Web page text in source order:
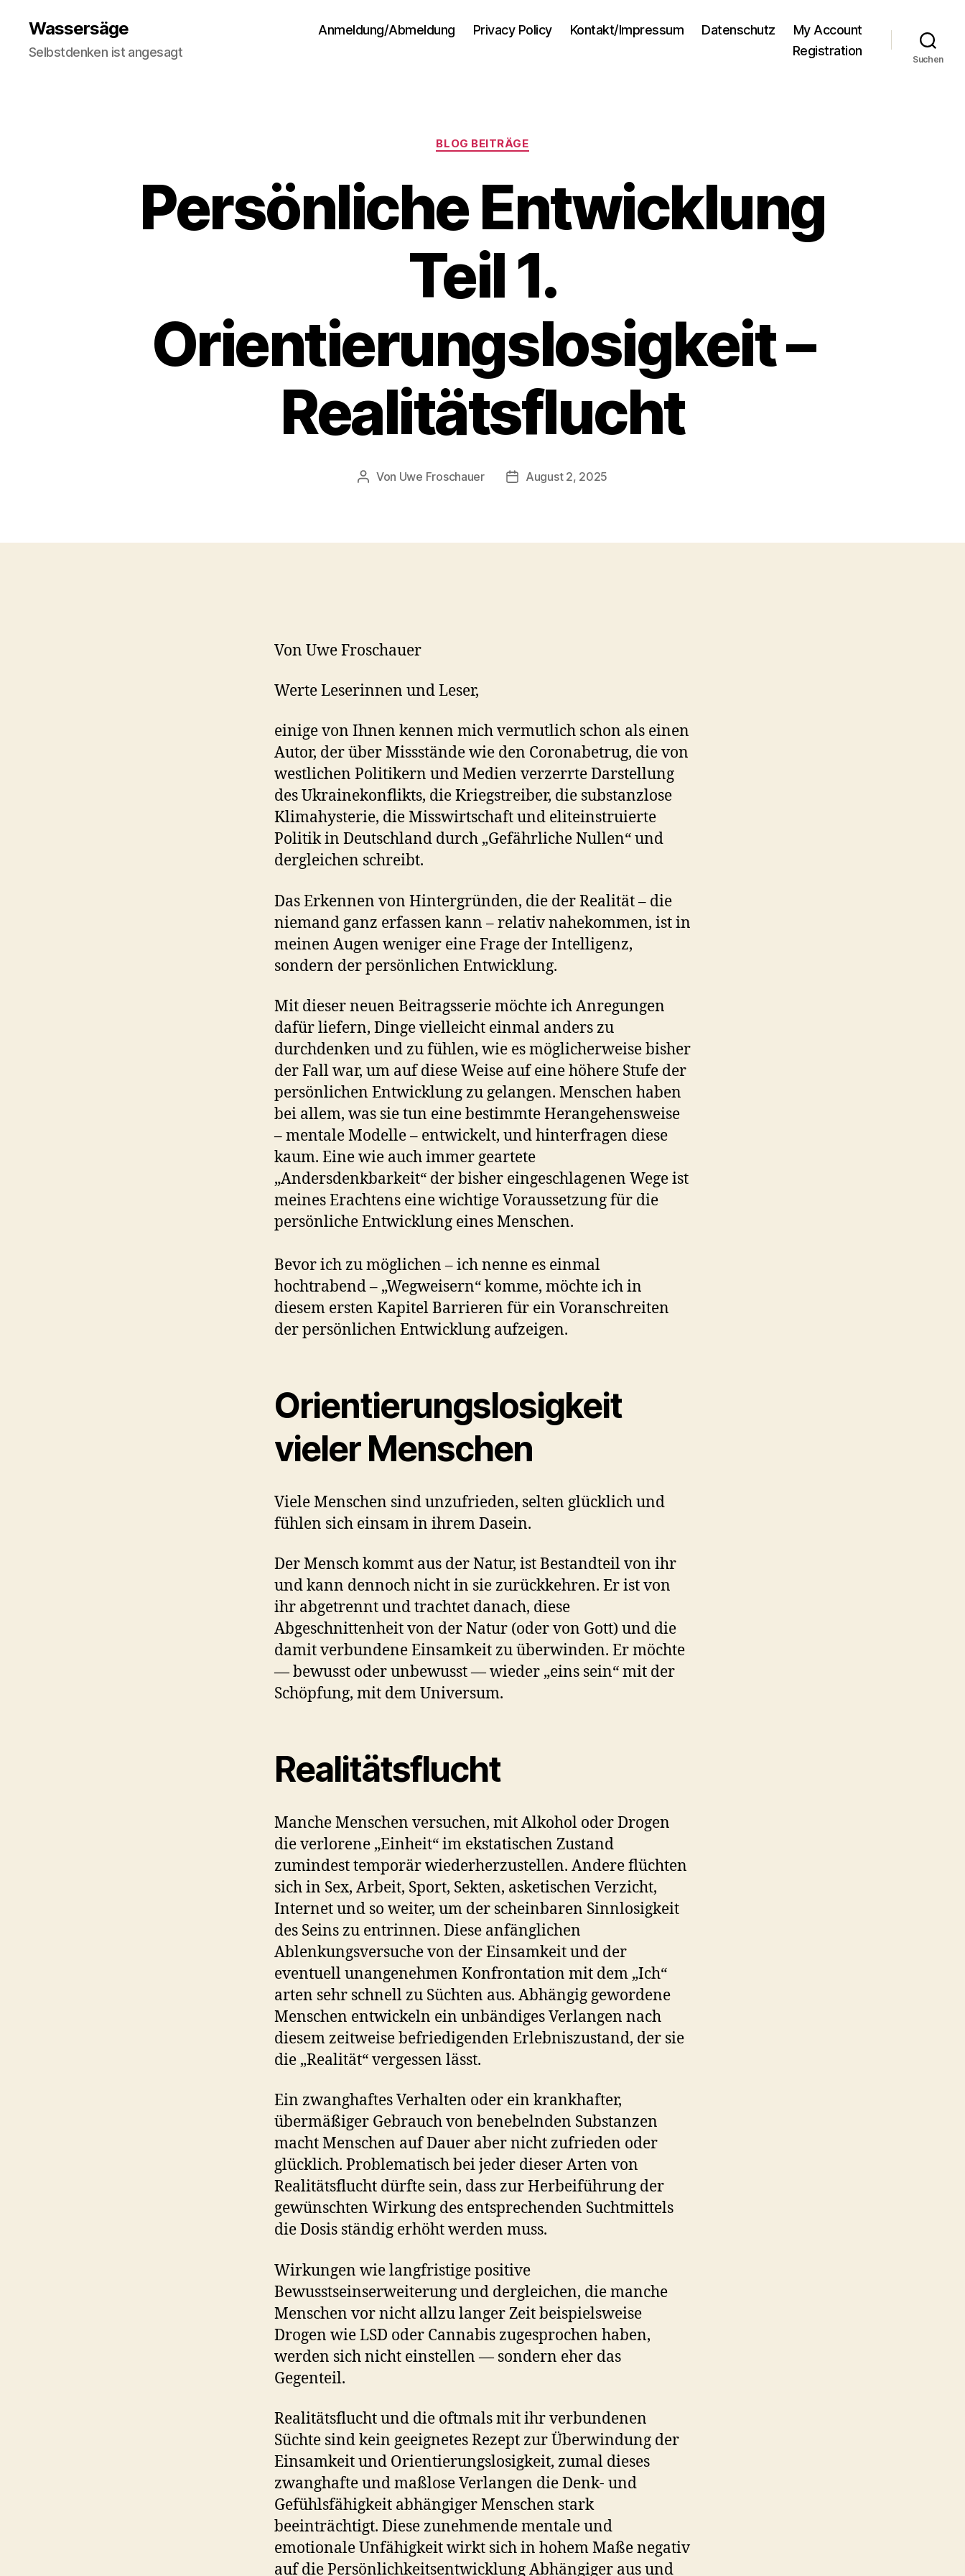
Wassersäge
Selbstdenken ist angesagt
Anmeldung/Abmeldung Privacy Policy Kontakt/Impressum Datenschutz
My Account
Registration
Suchen
Kategorien
BLOG BEITRÄGE
Persönliche Entwicklung
Teil 1.
Orientierungslosigkeit –
Realitätsflucht
Beitragsautor
Von Uwe Froschauer Beitragsdatum
August 2, 2025
Von Uwe Froschauer
Werte Leserinnen und Leser,
einige von Ihnen kennen mich vermutlich schon als einen
Autor, der über Missstände wie den Coronabetrug, die von
westlichen Politikern und Medien verzerrte Darstellung
des Ukrainekonflikts, die Kriegstreiber, die substanzlose
Klimahysterie, die Misswirtschaft und eliteinstruierte
Politik in Deutschland durch „Gefährliche Nullen“ und
dergleichen schreibt.
Das Erkennen von Hintergründen, die der Realität – die
niemand ganz erfassen kann – relativ nahekommen, ist in
meinen Augen weniger eine Frage der Intelligenz,
sondern der persönlichen Entwicklung.
Mit dieser neuen Beitragsserie möchte ich Anregungen
dafür liefern, Dinge vielleicht einmal anders zu
durchdenken und zu fühlen, wie es möglicherweise bisher
der Fall war, um auf diese Weise auf eine höhere Stufe der
persönlichen Entwicklung zu gelangen. Menschen haben
bei allem, was sie tun eine bestimmte Herangehensweise
– mentale Modelle – entwickelt, und hinterfragen diese
kaum. Eine wie auch immer geartete
„Andersdenkbarkeit“ der bisher eingeschlagenen Wege ist
meines Erachtens eine wichtige Voraussetzung für die
persönliche Entwicklung eines Menschen.
Bevor ich zu möglichen – ich nenne es einmal
hochtrabend – „Wegweisern“ komme, möchte ich in
diesem ersten Kapitel Barrieren für ein Voranschreiten
der persönlichen Entwicklung aufzeigen.
Orientierungslosigkeit
vieler Menschen
Viele Menschen sind unzufrieden, selten glücklich und
fühlen sich einsam in ihrem Dasein.
Der Mensch kommt aus der Natur, ist Bestandteil von ihr
und kann dennoch nicht in sie zurückkehren. Er ist von
ihr abgetrennt und trachtet danach, diese
Abgeschnittenheit von der Natur (oder von Gott) und die
damit verbundene Einsamkeit zu überwinden. Er möchte
— bewusst oder unbewusst — wieder „eins sein“ mit der
Schöpfung, mit dem Universum.
Realitätsflucht
Manche Menschen versuchen, mit Alkohol oder Drogen
die verlorene „Einheit“ im ekstatischen Zustand
zumindest temporär wiederherzustellen. Andere flüchten
sich in Sex, Arbeit, Sport, Sekten, asketischen Verzicht,
Internet und so weiter, um der scheinbaren Sinnlosigkeit
des Seins zu entrinnen. Diese anfänglichen
Ablenkungsversuche von der Einsamkeit und der
eventuell unangenehmen Konfrontation mit dem „Ich“
arten sehr schnell zu Süchten aus. Abhängig gewordene
Menschen entwickeln ein unbändiges Verlangen nach
diesem zeitweise befriedigenden Erlebniszustand, der sie
die „Realität“ vergessen lässt.
Ein zwanghaftes Verhalten oder ein krankhafter,
übermäßiger Gebrauch von benebelnden Substanzen
macht Menschen auf Dauer aber nicht zufrieden oder
glücklich. Problematisch bei jeder dieser Arten von
Realitätsflucht dürfte sein, dass zur Herbeiführung der
gewünschten Wirkung des entsprechenden Suchtmittels
die Dosis ständig erhöht werden muss.
Wirkungen wie langfristige positive
Bewusstseinserweiterung und dergleichen, die manche
Menschen vor nicht allzu langer Zeit beispielsweise
Drogen wie LSD oder Cannabis zugesprochen haben,
werden sich nicht einstellen — sondern eher das
Gegenteil.
Realitätsflucht und die oftmals mit ihr verbundenen
Süchte sind kein geeignetes Rezept zur Überwindung der
Einsamkeit und Orientierungslosigkeit, zumal dieses
zwanghafte und maßlose Verlangen die Denk- und
Gefühlsfähigkeit abhängiger Menschen stark
beeinträchtigt. Diese zunehmende mentale und
emotionale Unfähigkeit wirkt sich in hohem Maße negativ
auf die Persönlichkeitsentwicklung Abhängiger aus und